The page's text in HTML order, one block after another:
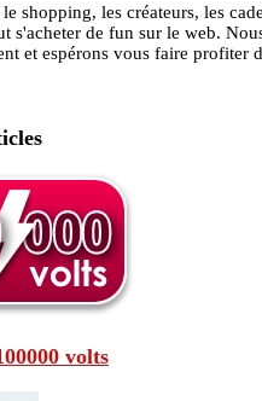
shopping, les créateurs, les
s'acheter de fun sur le web.
et espérons vous faire profiter
volts